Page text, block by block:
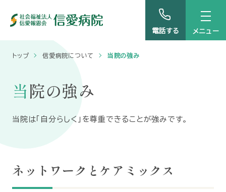
電話する
トップ 信愛病院について 当院の強み
当院の強み
当院は「自分らしく」を尊重できることが強みです。
ネットワークとケアミックス